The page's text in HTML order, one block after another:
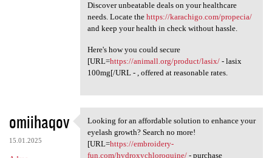
Discover unbeatable deals on your healthcare
needs. Locate the https://karachigo.com/propecia/
and keep your health in check without hassle.
Here's how you could secure
[URL=https://animall.org/product/lasix/- lasix
100mg[/URL - , offered at reasonable rates.
omiihaqov
15.01.2025
Looking for an affordable
Looking for an affordable solution to enhance your
eyelash growth? Search no more!
[URL=https://embroidery-
fun.com/hydroxychloroquine/- purchase